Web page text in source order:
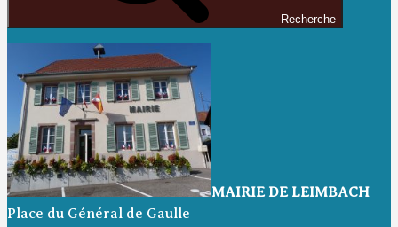
Recherche
MAIRIE DE LEIMBACH
Place du Général de Gaulle